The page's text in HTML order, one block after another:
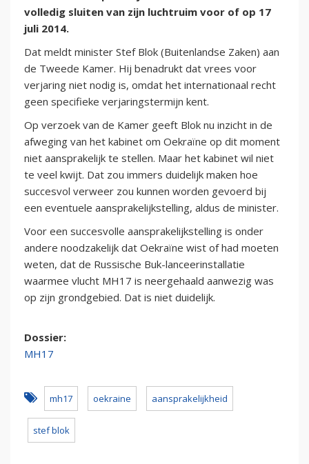
volledig sluiten van zijn luchtruim voor of op 17
juli 2014.
Dat meldt minister Stef Blok (Buitenlandse Zaken) aan
de Tweede Kamer. Hij benadrukt dat vrees voor
verjaring niet nodig is, omdat het internationaal recht
geen specifieke verjaringstermijn kent.
Op verzoek van de Kamer geeft Blok nu inzicht in de
afweging van het kabinet om Oekraïne op dit moment
niet aansprakelijk te stellen. Maar het kabinet wil niet
te veel kwijt. Dat zou immers duidelijk maken hoe
succesvol verweer zou kunnen worden gevoerd bij
een eventuele aansprakelijkstelling, aldus de minister.
Voor een succesvolle aansprakelijkstelling is onder
andere noodzakelijk dat Oekraïne wist of had moeten
weten, dat de Russische Buk-lanceerinstallatie
waarmee vlucht MH17 is neergehaald aanwezig was
op zijn grondgebied. Dat is niet duidelijk.
Dossier:
MH17
mh17 oekraine aansprakelijkheid
stef blok